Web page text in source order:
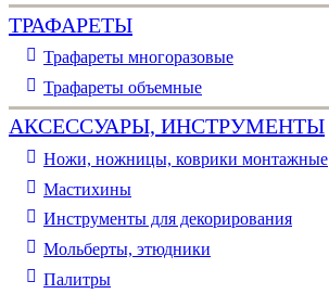
ТРАФАРЕТЫ
Трафареты многоразовые
Трафареты объемные
АКСЕССУАРЫ, ИНСТРУМЕНТЫ
Ножи, ножницы, коврики монтажные
Мастихины
Инструменты для декорирования
Мольберты, этюдники
Палитры